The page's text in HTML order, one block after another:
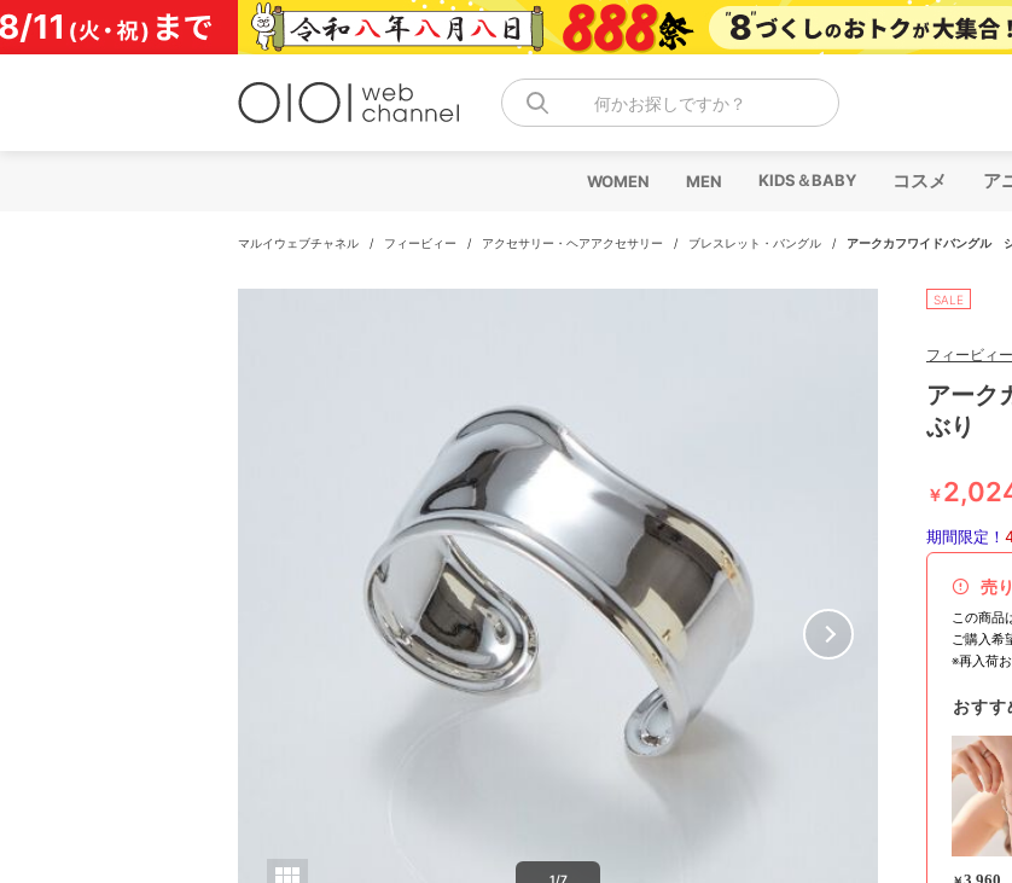
コ
ン
テ
何かお探しですか？
WOMEN MEN KIDS＆BABY コスメ ア
マルイウェブチャネル / フィービィー / アクセサリー・ヘアアクセサリー / ブレスレット・バングル / アークカフワイドバングル
1/7
SALE
フィービィー
アーク
ぶり
￥
期間限定！
売
この商品
ご購入希
※再入荷
おすす